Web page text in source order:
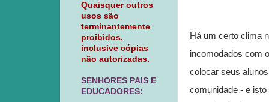
Há um certo clima
incomodados com
colocar seus
comunidade - e
Quaisquer outros
usos são
terminantemente
proibidos,
inclusive cópias
não autorizadas.
SENHORES PAIS E
EDUCADORES: